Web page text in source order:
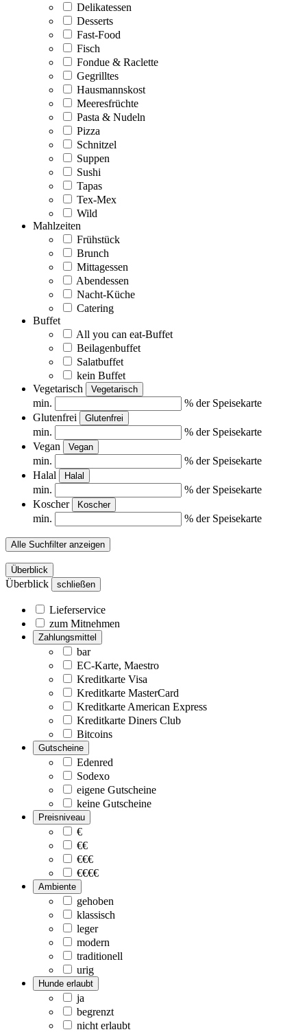
Delikatessen
Desserts
Fast-Food
Fisch
Fondue & Raclette
Gegrilltes
Hausmannskost
Meeresfrüchte
Pasta & Nudeln
Pizza
Schnitzel
Suppen
Sushi
Tapas
Tex-Mex
Wild
Mahlzeiten
Frühstück
Brunch
Mittagessen
Abendessen
Nacht-Küche
Catering
Buffet
All you can eat-Buffet
Beilagenbuffet
Salatbuffet
kein Buffet
Vegetarisch
Vegetarisch
min.
% der Speisekarte
Glutenfrei
Glutenfrei
min.
% der Speisekarte
Vegan
Vegan
min.
% der Speisekarte
Halal
Halal
min.
% der Speisekarte
Koscher
Koscher
min. % der Speisekarte
Alle Suchfilter anzeigen
Überblick
Überblick schließen
Lieferservice
zum Mitnehmen
Zahlungsmittel
bar
EC-Karte, Maestro
Kreditkarte Visa
Kreditkarte MasterCard
Kreditkarte American Express
Kreditkarte Diners Club
Bitcoins
Gutscheine
Edenred
Sodexo
eigene Gutscheine
keine Gutscheine
Preisniveau
€
€€
€€€
€€€€
Ambiente
gehoben
klassisch
leger
modern
traditionell
urig
Hunde erlaubt
ja
begrenzt
nicht erlaubt